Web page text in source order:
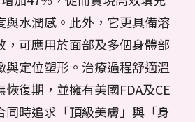
與水潤感。此外，它更具備溶
，可應用於面部及多個身體部
與定位塑形。治療過程舒適溫
復期，並擁有美國FDA及CE
同時追求「頂級美膚」與「身